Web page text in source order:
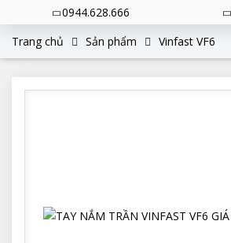
0944.628.666
Trang chủ
Sản phẩm Vinfast VF6